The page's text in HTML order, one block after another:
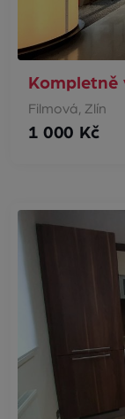
Filmová, Zlín
1 000 Kč